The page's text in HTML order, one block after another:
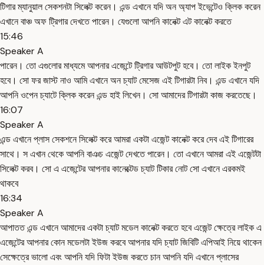
টিগার ম্যানুয়াল সেকশনটা সিলেক্ট করেন। এন্ড এখানে যদি অন অ্যাপ ইভেন্টেও ক্লিক করেন
এখানে বাঞ্চ অফ ট্রিগার দেখতে পারেন। যেগুলো আপনি কানেক্ট এট কানেক্ট করতে
15:46
Speaker A
পারেন। তো এগুলোর মাধ্যমে আপনার এজেন্টে ট্রিগার আউটপুট হবে। তো লাইক ইনপুট
হবে। সো ফর জাস্ট নাও আমি এখানে অন চ্যাট মেসেজ এই টিগারটা নিব। এন্ড এখানে যদি
আপনি ওপেন চ্যাটে ক্লিক করেন এন্ড হাই লিখেন। সো আমাদের টিগারটা কাজ করতেছে।
16:07
Speaker A
এন্ড এখানে প্লাস সেকশনে সিলেক্ট করে আমরা একটা এজেন্ট কানেক্ট করে দেব এই টিগারের
সাথে। স এখান থেকে আপনি বাঞচ এজেন্ট দেখতে পারেন। তো এখানে আমরা এই এজেন্টটা
সিলেক্ট করব। সো এ এজেন্টের আপনার কানেক্টেড চ্যাট টিকার নোট সো এখানে এরকমই
থাকবে
16:34
Speaker A
আপাতত এন্ড এখানে আমাদের একটা চ্যাট মডেল কানেক্ট করতে হবে এজেন্ট ক্ষেত্রে লাইক এ
এজেন্টের আপনার কোন মডেলটা ইউজ করবে আপনার যদি চ্যাট জিবিটি এপিআই নিয়ে থাকেন
সেক্ষেত্রে ভালো এবং আপনি যদি ফিটা ইউজ করতে চান আপনি যদি এখানে প্লাসের